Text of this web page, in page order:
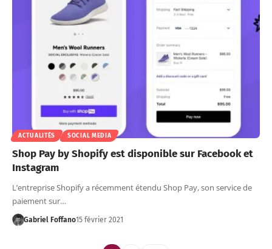
ACTUALITÉS SOCIAL MEDIA
Shop Pay by Shopify est disponible sur Facebook et
Instagram
L’entreprise Shopify a récemment étendu Shop Pay, son service de
paiement sur…
Gabriel Foffano15 février 2021